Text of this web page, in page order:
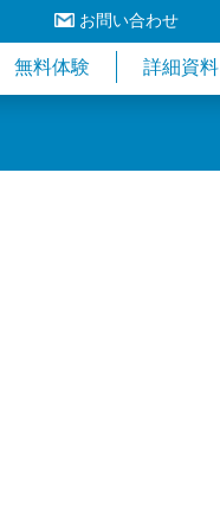
お問い合わせ
無料体験 詳細資料